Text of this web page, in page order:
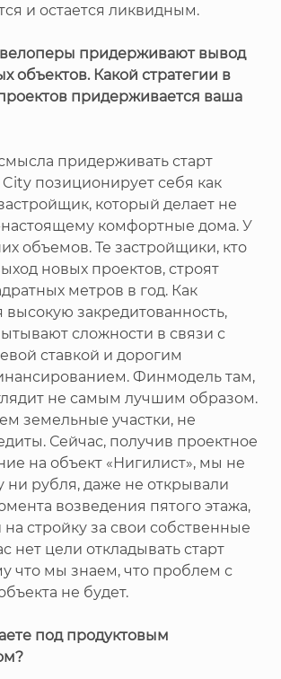
и остается ликвидным.
придерживают вывод
объектов. Какой стратегии в
придерживается ваша
придерживать старт
City позиционирует себя как
который делает не
комфортные дома. У
объемов. Те застройщики, кто
новых проектов, строят
метров в год. Как
закредитованность,
сложности в связи с
ставкой и дорогим
Финмодель там,
не самым лучшим образом.
земельные участки, не
Сейчас, получив проектное
на объект «Нигилист», мы не
ни рубля, даже не открывали
возведения пятого этажа,
стройку за свои собственные
нет цели откладывать старт
что мы знаем, что проблем с
не будет.
под продуктовым